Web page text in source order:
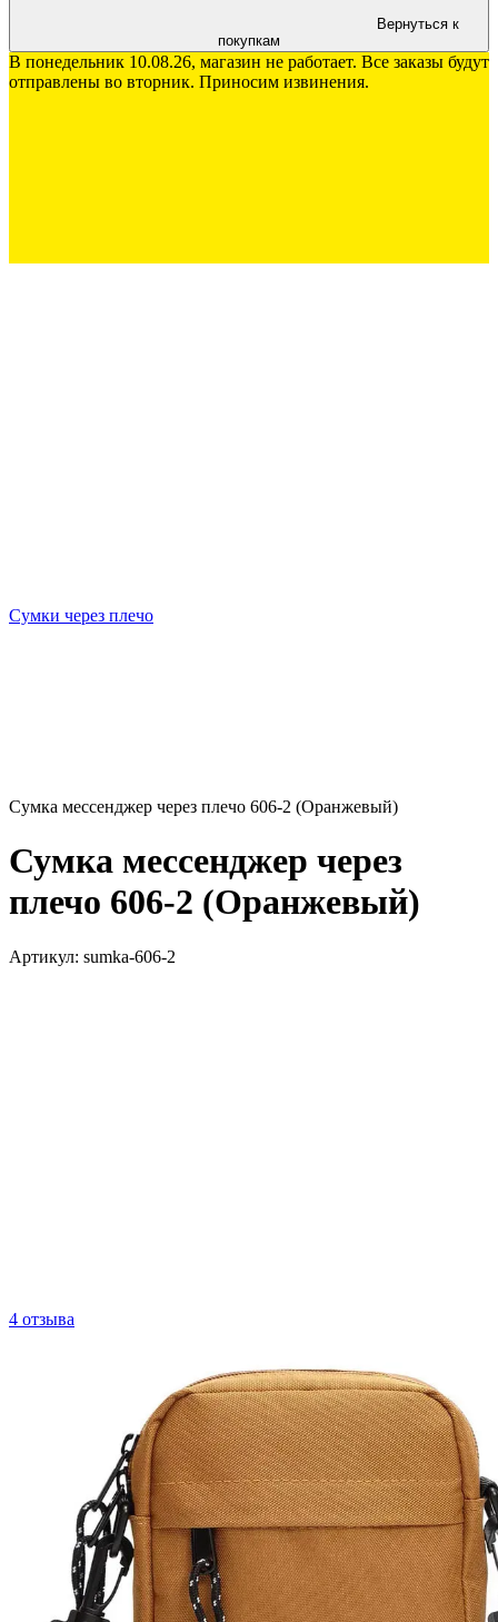
Вернуться к
покупкам
В понедельник 10.08.26, магазин не работает. Все заказы будут
отправлены во вторник. Приносим извинения.
Сумки через плечо
Сумка мессенджер через плечо 606-2 (Оранжевый)
Сумка мессенджер через
плечо 606-2 (Оранжевый)
Артикул: sumka-606-2
4 отзыва